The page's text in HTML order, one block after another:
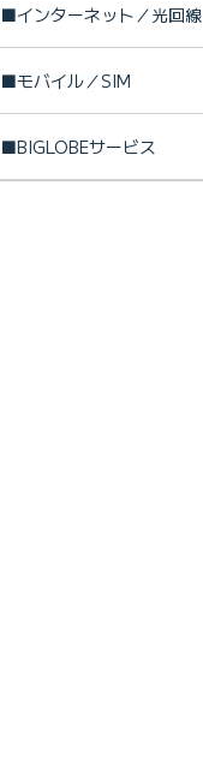
■インターネット／光回線
■モバイル／SIM
■BIGLOBEサービス